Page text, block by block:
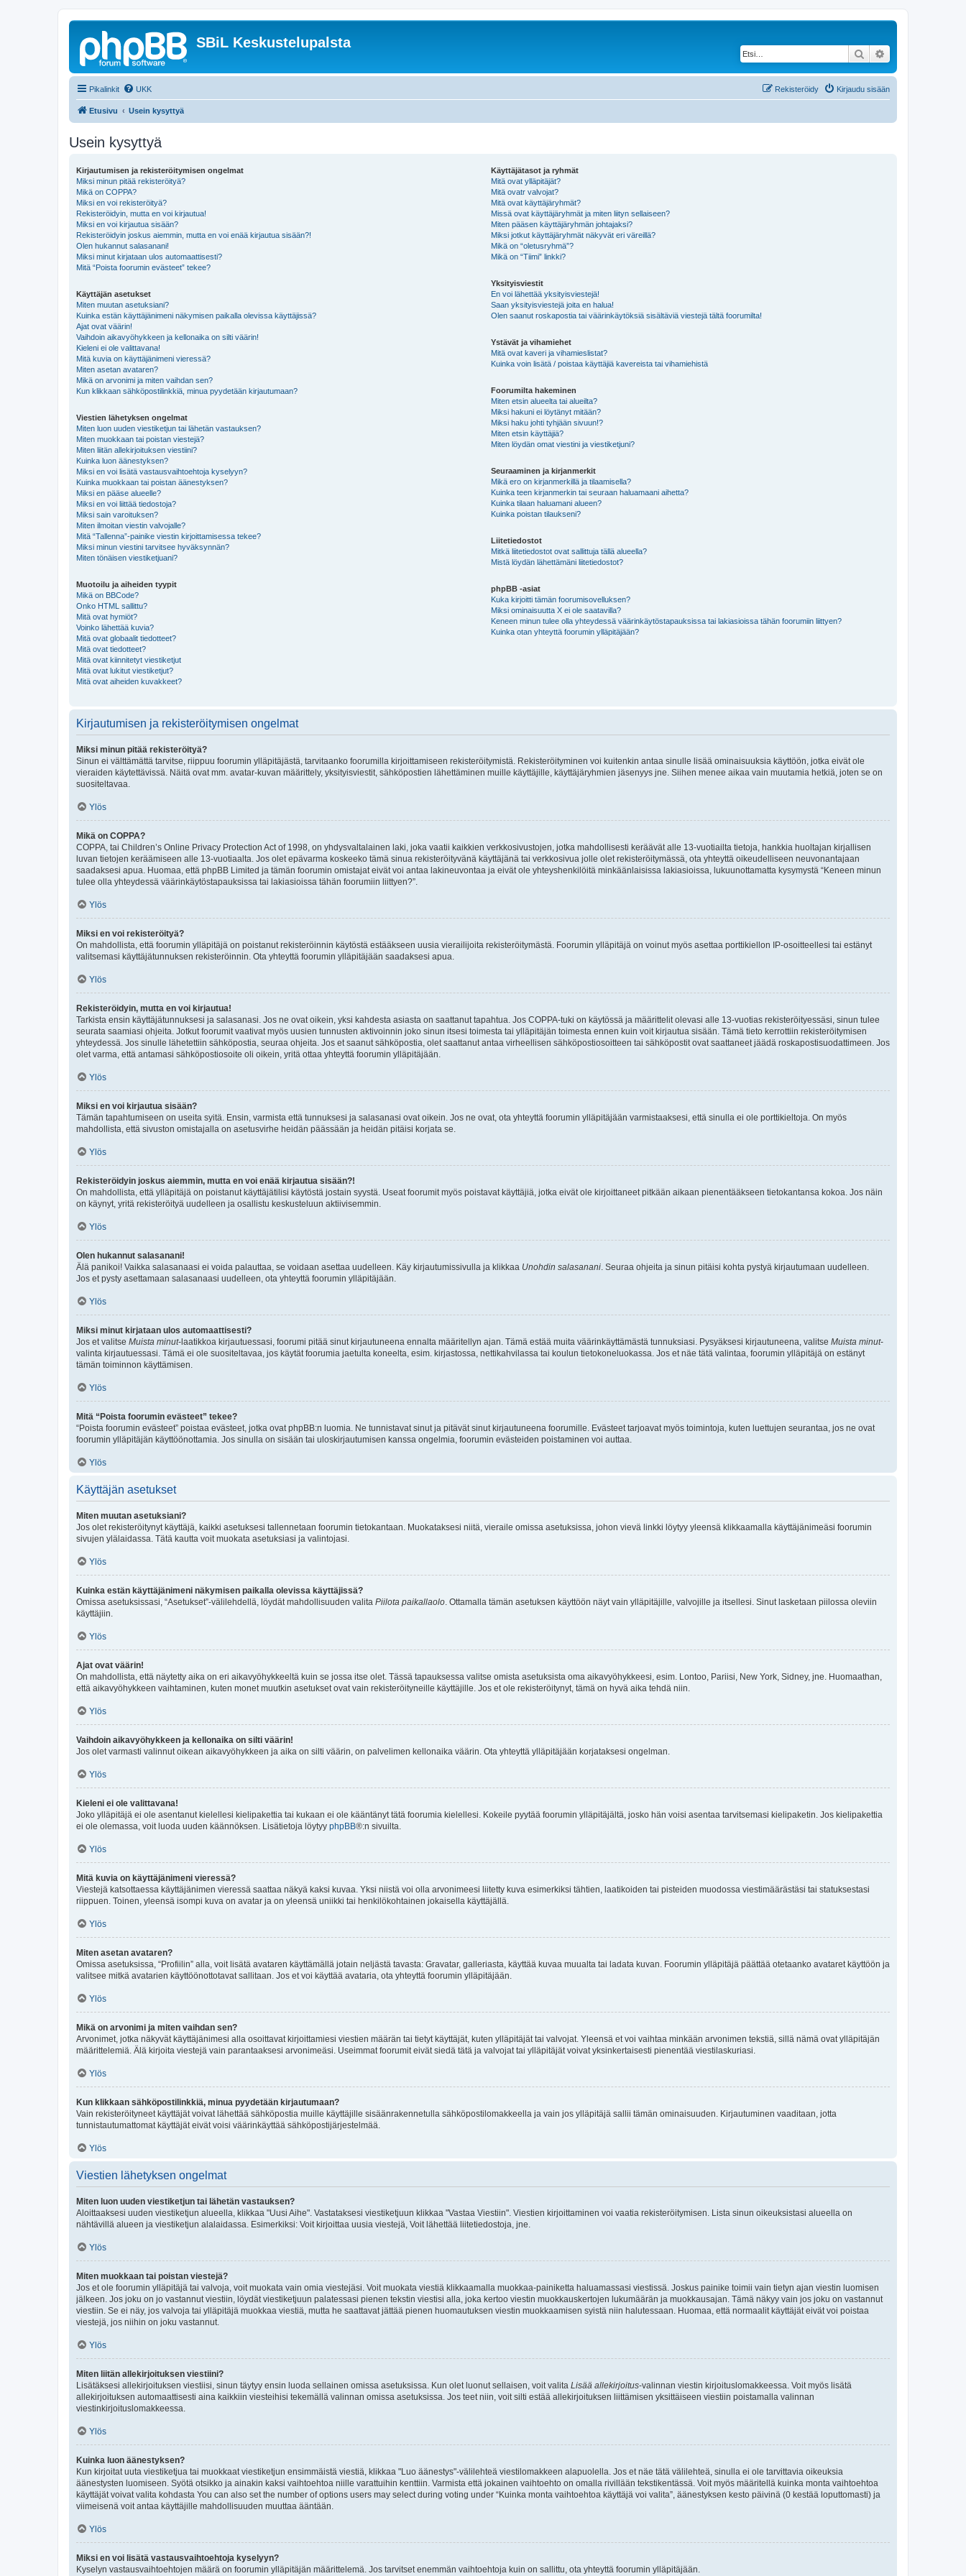
SBiL Keskustelupalsta
Etsi
Pikalinkit UKK Kirjaudu sisään
Rekisteröidy
Etusivu Usein kysyttyä
Usein kysyttyä
Kirjautumisen ja rekisteröitymisen ongelmat
Miksi minun pitää rekisteröityä?
Mikä on COPPA?
Miksi en voi rekisteröityä?
Rekisteröidyin, mutta en voi kirjautua!
Miksi en voi kirjautua sisään?
Rekisteröidyin joskus aiemmin, mutta en voi enää kirjautua sisään?!
Olen hukannut salasanani!
Miksi minut kirjataan ulos automaattisesti?
Mitä “Poista foorumin evästeet” tekee?
Käyttäjän asetukset
Miten muutan asetuksiani?
Kuinka estän käyttäjänimeni näkymisen paikalla olevissa käyttäjissä?
Ajat ovat väärin!
Vaihdoin aikavyöhykkeen ja kellonaika on silti väärin!
Kieleni ei ole valittavana!
Mitä kuvia on käyttäjänimeni vieressä?
Miten asetan avataren?
Mikä on arvonimi ja miten vaihdan sen?
Kun klikkaan sähköpostilinkkiä, minua pyydetään kirjautumaan?
Viestien lähetyksen ongelmat
Miten luon uuden viestiketjun tai lähetän vastauksen?
Miten muokkaan tai poistan viestejä?
Miten liitän allekirjoituksen viestiini?
Kuinka luon äänestyksen?
Miksi en voi lisätä vastausvaihtoehtoja kyselyyn?
Kuinka muokkaan tai poistan äänestyksen?
Miksi en pääse alueelle?
Miksi en voi liittää tiedostoja?
Miksi sain varoituksen?
Miten ilmoitan viestin valvojalle?
Mitä “Tallenna”-painike viestin kirjoittamisessa tekee?
Miksi minun viestini tarvitsee hyväksynnän?
Miten tönäisen viestiketjuani?
Muotoilu ja aiheiden tyypit
Mikä on BBCode?
Onko HTML sallittu?
Mitä ovat hymiöt?
Voinko lähettää kuvia?
Mitä ovat globaalit tiedotteet?
Mitä ovat tiedotteet?
Mitä ovat kiinnitetyt viestiketjut
Mitä ovat lukitut viestiketjut?
Mitä ovat aiheiden kuvakkeet?
Käyttäjätasot ja ryhmät
Mitä ovat ylläpitäjät?
Mitä ovatr valvojat?
Mitä ovat käyttäjäryhmät?
Missä ovat käyttäjäryhmät ja miten liityn sellaiseen?
Miten pääsen käyttäjäryhmän johtajaksi?
Miksi jotkut käyttäjäryhmät näkyvät eri väreillä?
Mikä on “oletusryhmä”?
Mikä on “Tiimi” linkki?
Yksityisviestit
En voi lähettää yksityisviestejä!
Saan yksityisviestejä joita en halua!
Olen saanut roskapostia tai väärinkäytöksiä sisältäviä viestejä tältä foorumilta!
Ystävät ja vihamiehet
Mitä ovat kaveri ja vihamieslistat?
Kuinka voin lisätä / poistaa käyttäjiä kavereista tai vihamiehistä
Foorumilta hakeminen
Miten etsin alueelta tai alueilta?
Miksi hakuni ei löytänyt mitään?
Miksi haku johti tyhjään sivuun!?
Miten etsin käyttäjiä?
Miten löydän omat viestini ja viestiketjuni?
Seuraaminen ja kirjanmerkit
Mikä ero on kirjanmerkillä ja tilaamisella?
Kuinka teen kirjanmerkin tai seuraan haluamaani aihetta?
Kuinka tilaan haluamani alueen?
Kuinka poistan tilaukseni?
Liitetiedostot
Mitkä liitetiedostot ovat sallittuja tällä alueella?
Mistä löydän lähettämäni liitetiedostot?
phpBB -asiat
Kuka kirjoitti tämän foorumisovelluksen?
Miksi ominaisuutta X ei ole saatavilla?
Keneen minun tulee olla yhteydessä väärinkäytöstapauksissa tai lakiasioissa tähän foorumiin liittyen?
Kuinka otan yhteyttä foorumin ylläpitäjään?
Kirjautumisen ja rekisteröitymisen ongelmat
Miksi minun pitää rekisteröityä?
Sinun ei välttämättä tarvitse, riippuu foorumin ylläpitäjästä, tarvitaanko foorumilla kirjoittamiseen rekisteröitymistä. Rekisteröityminen voi kuitenkin antaa sinulle lisää ominaisuuksia käyttöön, jotka eivät ole
vieraiden käytettävissä. Näitä ovat mm. avatar-kuvan määrittely, yksityisviestit, sähköpostien lähettäminen muille käyttäjille, käyttäjäryhmien jäsenyys jne. Siihen menee aikaa vain muutamia hetkiä, joten se on
suositeltavaa.
Ylös
Mikä on COPPA?
COPPA, tai Children’s Online Privacy Protection Act of 1998, on yhdysvaltalainen laki, joka vaatii kaikkien verkkosivustojen, jotka mahdollisesti keräävät alle 13-vuotiailta tietoja, hankkia huoltajan kirjallisen
luvan tietojen keräämiseen alle 13-vuotiaalta. Jos olet epävarma koskeeko tämä sinua rekisteröityvänä käyttäjänä tai verkkosivua jolle olet rekisteröitymässä, ota yhteyttä oikeudelliseen neuvonantajaan
saadaksesi apua. Huomaa, että phpBB Limited ja tämän foorumin omistajat eivät voi antaa lakineuvontaa ja eivät ole yhteyshenkilöitä minkäänlaisissa lakiasioissa, lukuunottamatta kysymystä “Keneen minun
tulee olla yhteydessä väärinkäytöstapauksissa tai lakiasioissa tähän foorumiin liittyen?”.
Ylös
Miksi en voi rekisteröityä?
On mahdollista, että foorumin ylläpitäjä on poistanut rekisteröinnin käytöstä estääkseen uusia vierailijoita rekisteröitymästä. Foorumin ylläpitäjä on voinut myös asettaa porttikiellon IP-osoitteellesi tai estänyt
valitsemasi käyttäjätunnuksen rekisteröinnin. Ota yhteyttä foorumin ylläpitäjään saadaksesi apua.
Ylös
Rekisteröidyin, mutta en voi kirjautua!
Tarkista ensin käyttäjätunnuksesi ja salasanasi. Jos ne ovat oikein, yksi kahdesta asiasta on saattanut tapahtua. Jos COPPA-tuki on käytössä ja määrittelit olevasi alle 13-vuotias rekisteröityessäsi, sinun tulee
seurata saamiasi ohjeita. Jotkut foorumit vaativat myös uusien tunnusten aktivoinnin joko sinun itsesi toimesta tai ylläpitäjän toimesta ennen kuin voit kirjautua sisään. Tämä tieto kerrottiin rekisteröitymisen
yhteydessä. Jos sinulle lähetettiin sähköpostia, seuraa ohjeita. Jos et saanut sähköpostia, olet saattanut antaa virheellisen sähköpostiosoitteen tai sähköpostit ovat saattaneet jäädä roskapostisuodattimeen. Jos
olet varma, että antamasi sähköpostiosoite oli oikein, yritä ottaa yhteyttä foorumin ylläpitäjään.
Ylös
Miksi en voi kirjautua sisään?
Tämän tapahtumiseen on useita syitä. Ensin, varmista että tunnuksesi ja salasanasi ovat oikein. Jos ne ovat, ota yhteyttä foorumin ylläpitäjään varmistaaksesi, että sinulla ei ole porttikieltoja. On myös
mahdollista, että sivuston omistajalla on asetusvirhe heidän päässään ja heidän pitäisi korjata se.
Ylös
Rekisteröidyin joskus aiemmin, mutta en voi enää kirjautua sisään?!
On mahdollista, että ylläpitäjä on poistanut käyttäjätilisi käytöstä jostain syystä. Useat foorumit myös poistavat käyttäjiä, jotka eivät ole kirjoittaneet pitkään aikaan pienentääkseen tietokantansa kokoa. Jos näin
on käynyt, yritä rekisteröityä uudelleen ja osallistu keskusteluun aktiivisemmin.
Ylös
Olen hukannut salasanani!
Älä panikoi! Vaikka salasanaasi ei voida palauttaa, se voidaan asettaa uudelleen. Käy kirjautumissivulla ja klikkaa Unohdin salasanani. Seuraa ohjeita ja sinun pitäisi kohta pystyä kirjautumaan uudelleen.
Jos et pysty asettamaan salasanaasi uudelleen, ota yhteyttä foorumin ylläpitäjään.
Ylös
Miksi minut kirjataan ulos automaattisesti?
Jos et valitse Muista minut-laatikkoa kirjautuessasi, foorumi pitää sinut kirjautuneena ennalta määritellyn ajan. Tämä estää muita väärinkäyttämästä tunnuksiasi. Pysyäksesi kirjautuneena, valitse Muista minut-
valinta kirjautuessasi. Tämä ei ole suositeltavaa, jos käytät foorumia jaetulta koneelta, esim. kirjastossa, nettikahvilassa tai koulun tietokoneluokassa. Jos et näe tätä valintaa, foorumin ylläpitäjä on estänyt
tämän toiminnon käyttämisen.
Ylös
Mitä “Poista foorumin evästeet” tekee?
“Poista foorumin evästeet” poistaa evästeet, jotka ovat phpBB:n luomia. Ne tunnistavat sinut ja pitävät sinut kirjautuneena foorumille. Evästeet tarjoavat myös toimintoja, kuten luettujen seurantaa, jos ne ovat
foorumin ylläpitäjän käyttöönottamia. Jos sinulla on sisään tai uloskirjautumisen kanssa ongelmia, foorumin evästeiden poistaminen voi auttaa.
Ylös
Käyttäjän asetukset
Miten muutan asetuksiani?
Jos olet rekisteröitynyt käyttäjä, kaikki asetuksesi tallennetaan foorumin tietokantaan. Muokataksesi niitä, vieraile omissa asetuksissa, johon vievä linkki löytyy yleensä klikkaamalla käyttäjänimeäsi foorumin
sivujen ylälaidassa. Tätä kautta voit muokata asetuksiasi ja valintojasi.
Ylös
Kuinka estän käyttäjänimeni näkymisen paikalla olevissa käyttäjissä?
Omissa asetuksissasi, “Asetukset”-välilehdellä, löydät mahdollisuuden valita Piilota paikallaolo. Ottamalla tämän asetuksen käyttöön näyt vain ylläpitäjille, valvojille ja itsellesi. Sinut lasketaan piilossa oleviin
käyttäjiin.
Ylös
Ajat ovat väärin!
On mahdollista, että näytetty aika on eri aikavyöhykkeeltä kuin se jossa itse olet. Tässä tapauksessa valitse omista asetuksista oma aikavyöhykkeesi, esim. Lontoo, Pariisi, New York, Sidney, jne. Huomaathan,
että aikavyöhykkeen vaihtaminen, kuten monet muutkin asetukset ovat vain rekisteröityneille käyttäjille. Jos et ole rekisteröitynyt, tämä on hyvä aika tehdä niin.
Ylös
Vaihdoin aikavyöhykkeen ja kellonaika on silti väärin!
Jos olet varmasti valinnut oikean aikavyöhykkeen ja aika on silti väärin, on palvelimen kellonaika väärin. Ota yhteyttä ylläpitäjään korjataksesi ongelman.
Ylös
Kieleni ei ole valittavana!
Joko ylläpitäjä ei ole asentanut kielellesi kielipakettia tai kukaan ei ole kääntänyt tätä foorumia kielellesi. Kokeile pyytää foorumin ylläpitäjältä, josko hän voisi asentaa tarvitsemasi kielipaketin. Jos kielipakettia
ei ole olemassa, voit luoda uuden käännöksen. Lisätietoja löytyy phpBB®:n sivuilta.
Ylös
Mitä kuvia on käyttäjänimeni vieressä?
Viestejä katsottaessa käyttäjänimen vieressä saattaa näkyä kaksi kuvaa. Yksi niistä voi olla arvonimeesi liitetty kuva esimerkiksi tähtien, laatikoiden tai pisteiden muodossa viestimäärästäsi tai statuksestasi
riippuen. Toinen, yleensä isompi kuva on avatar ja on yleensä uniikki tai henkilökohtainen jokaisella käyttäjällä.
Ylös
Miten asetan avataren?
Omissa asetuksissa, “Profiilin” alla, voit lisätä avataren käyttämällä jotain neljästä tavasta: Gravatar, galleriasta, käyttää kuvaa muualta tai ladata kuvan. Foorumin ylläpitäjä päättää otetaanko avataret käyttöön ja
valitsee mitkä avatarien käyttöönottotavat sallitaan. Jos et voi käyttää avataria, ota yhteyttä foorumin ylläpitäjään.
Ylös
Mikä on arvonimi ja miten vaihdan sen?
Arvonimet, jotka näkyvät käyttäjänimesi alla osoittavat kirjoittamiesi viestien määrän tai tietyt käyttäjät, kuten ylläpitäjät tai valvojat. Yleensä et voi vaihtaa minkään arvonimen tekstiä, sillä nämä ovat ylläpitäjän
määrittelemiä. Älä kirjoita viestejä vain parantaaksesi arvonimeäsi. Useimmat foorumit eivät siedä tätä ja valvojat tai ylläpitäjät voivat yksinkertaisesti pienentää viestilaskuriasi.
Ylös
Kun klikkaan sähköpostilinkkiä, minua pyydetään kirjautumaan?
Vain rekisteröityneet käyttäjät voivat lähettää sähköpostia muille käyttäjille sisäänrakennetulla sähköpostilomakkeella ja vain jos ylläpitäjä sallii tämän ominaisuuden. Kirjautuminen vaaditaan, jotta
tunnistautumattomat käyttäjät eivät voisi väärinkäyttää sähköpostijärjestelmää.
Ylös
Viestien lähetyksen ongelmat
Miten luon uuden viestiketjun tai lähetän vastauksen?
Aloittaaksesi uuden viestiketjun alueella, klikkaa "Uusi Aihe". Vastataksesi viestiketjuun klikkaa "Vastaa Viestiin". Viestien kirjoittaminen voi vaatia rekisteröitymisen. Lista sinun oikeuksistasi alueella on
nähtävillä alueen ja viestiketjun alalaidassa. Esimerkiksi: Voit kirjoittaa uusia viestejä, Voit lähettää liitetiedostoja, jne.
Ylös
Miten muokkaan tai poistan viestejä?
Jos et ole foorumin ylläpitäjä tai valvoja, voit muokata vain omia viestejäsi. Voit muokata viestiä klikkaamalla muokkaa-painiketta haluamassasi viestissä. Joskus painike toimii vain tietyn ajan viestin luomisen
jälkeen. Jos joku on jo vastannut viestiin, löydät viestiketjuun palatessasi pienen tekstin viestisi alla, joka kertoo viestin muokkauskertojen lukumäärän ja muokkausajan. Tämä näkyy vain jos joku on vastannut
viestiin. Se ei näy, jos valvoja tai ylläpitäjä muokkaa viestiä, mutta he saattavat jättää pienen huomautuksen viestin muokkaamisen syistä niin halutessaan. Huomaa, että normaalit käyttäjät eivät voi poistaa
viestejä, jos niihin on joku vastannut.
Ylös
Miten liitän allekirjoituksen viestiini?
Lisätäksesi allekirjoituksen viestiisi, sinun täytyy ensin luoda sellainen omissa asetuksissa. Kun olet luonut sellaisen, voit valita Lisää allekirjoitus-valinnan viestin kirjoituslomakkeessa. Voit myös lisätä
allekirjoituksen automaattisesti aina kaikkiin viesteihisi tekemällä valinnan omissa asetuksissa. Jos teet niin, voit silti estää allekirjoituksen liittämisen yksittäiseen viestiin poistamalla valinnan
viestinkirjoituslomakkeessa.
Ylös
Kuinka luon äänestyksen?
Kun kirjoitat uuta viestiketjua tai muokkaat viestiketjun ensimmäistä viestiä, klikkaa "Luo äänestys"-välilehteä viestilomakkeen alapuolella. Jos et näe tätä välilehteä, sinulla ei ole tarvittavia oikeuksia
äänestysten luomiseen. Syötä otsikko ja ainakin kaksi vaihtoehtoa niille varattuihin kenttiin. Varmista että jokainen vaihtoehto on omalla rivillään tekstikentässä. Voit myös määritellä kuinka monta vaihtoehtoa
käyttäjät voivat valita kohdasta You can also set the number of options users may select during voting under “Kuinka monta vaihtoehtoa käyttäjä voi valita”, äänestyksen kesto päivinä (0 kestää loputtomasti) ja
viimeisenä voit antaa käyttäjille mahdollisuuden muuttaa ääntään.
Ylös
Miksi en voi lisätä vastausvaihtoehtoja kyselyyn?
Kyselyn vastausvaihtoehtojen määrä on foorumin ylläpitäjän määrittelemä. Jos tarvitset enemmän vaihtoehtoja kuin on sallittu, ota yhteyttä foorumin ylläpitäjään.